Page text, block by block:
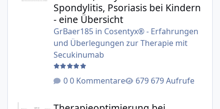
Spondylitis, Psoriasis bei Kindern
- eine Übersicht
GrBaer185in Cosentyx® - Erfahrungen
und Überlegungen zur Therapie mit
Secukinumab
0 Kommentare
679 Aufrufe
Therapieoptimierung bei Biologika am Beispiel